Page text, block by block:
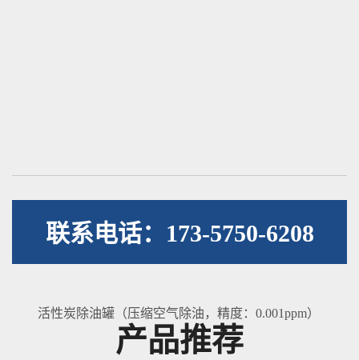
联系电话：173-5750-6208
活性炭除油罐（压缩空气除油，精度：0.001ppm）
产品推荐